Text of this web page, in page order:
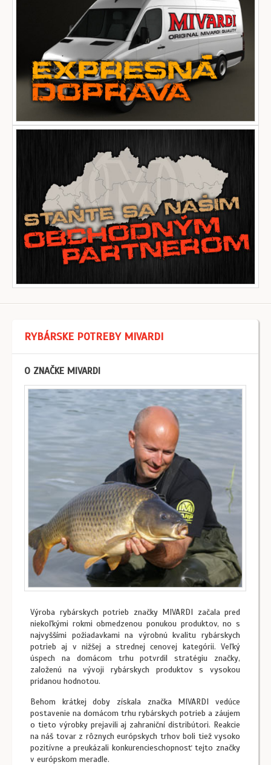
RYBÁRSKE POTREBY MIVARDI
O ZNAČKE MIVARDI
Výroba rybárskych potrieb značky MIVARDI začala pred
niekoľkými rokmi obmedzenou ponukou produktov, no s
najvyššími požiadavkami na výrobnú kvalitu rybárskych
potrieb aj v nižšej a strednej cenovej kategórii. Veľký
úspech na domácom trhu potvrdil stratégiu značky,
založenú na vývoji rybárskych produktov s vysokou
pridanou hodnotou.
Behom krátkej doby získala značka MIVARDI vedúce
postavenie na domácom trhu rybárskych potrieb a záujem
o tieto výrobky prejavili aj zahraniční distribútori. Reakcie
na náš tovar z rôznych európskych trhov boli tiež vysoko
pozitívne a preukázali konkurencieschopnosť tejto značky
v európskom meradle.